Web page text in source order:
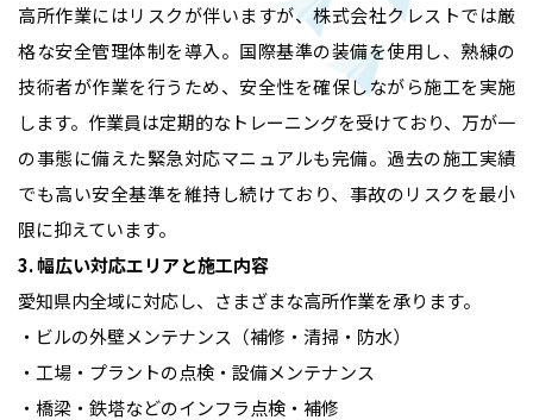
高所作業にはリスクが伴いますが、株式会社クレストでは厳
格な安全管理体制を導入。国際基準の装備を使用し、熟練の
技術者が作業を行うため、安全性を確保しながら施工を実施
します。作業員は定期的なトレーニングを受けており、万が一
の事態に備えた緊急対応マニュアルも完備。過去の施工実績
でも高い安全基準を維持し続けており、事故のリスクを最小
限に抑えています。
3. 幅広い対応エリアと施工内容
愛知県内全域に対応し、さまざまな高所作業を承ります。
・ビルの外壁メンテナンス（補修・清掃・防水）
・工場・プラントの点検・設備メンテナンス
・橋梁・鉄塔などのインフラ点検・補修